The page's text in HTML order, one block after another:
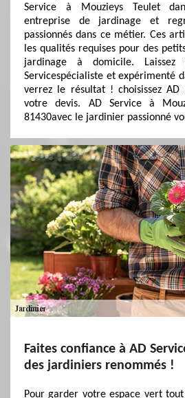
Service à Mouzieys Teulet
entreprise de jardinage et
passionnés dans ce métier. Ces
les qualités requises pour des
jardinage à domicile.
Servicespécialiste et expérimenté
verrez le résultat ! choisissez AD
votre devis. AD Service à
81430avec le jardinier passionné
Faites confiance à AD
des jardiniers renommés !
Pour garder votre espace vert tout